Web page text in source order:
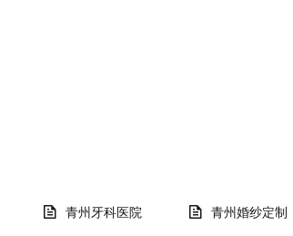
青州牙科医院 青州婚纱定制